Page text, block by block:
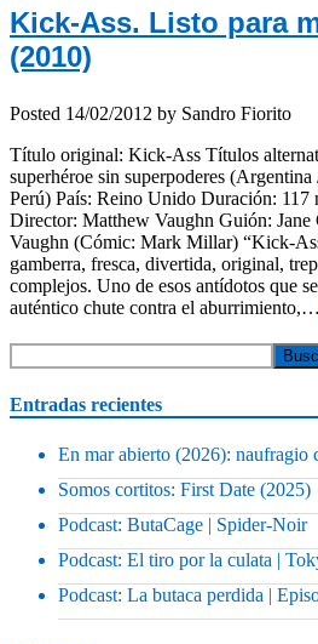
Kick-Ass. Listo para
(2010)
Posted 14/02/2012 by Sandro Fiorito
Título original: Kick-Ass Títulos
superhéroe sin superpoderes
Perú) País: Reino Unido Duración: 117
Director: Matthew Vaughn Guión:
Vaughn (Cómic: Mark Millar) “Kick-
gamberra, fresca, divertida, original,
complejos. Uno de esos antídotos que
auténtico chute contra el aburrimiento,…
Entradas recientes
En mar abierto (2026): naufragio
Somos cortitos: First Date (2025)
Podcast: ButaCage | Spider-Noir
Podcast: El tiro por la culata |
Podcast: La butaca perdida |